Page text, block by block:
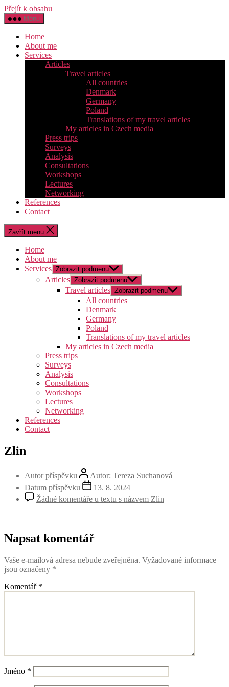
Přejít k obsahu
Menu
Home
About me
Services
Articles
Travel articles
All countries
Denmark
Germany
Poland
Translations of my travel articles
My articles in Czech media
Press trips
Surveys
Analysis
Consultations
Workshops
Lectures
Networking
References
Contact
Zavřít menu
Home
About me
Services Zobrazit podmenu
Articles Zobrazit podmenu
Travel articles Zobrazit podmenu
All countries
Denmark
Germany
Poland
Translations of my travel articles
My articles in Czech media
Press trips
Surveys
Analysis
Consultations
Workshops
Lectures
Networking
References
Contact
Zlin
Autor příspěvku Autor: Tereza Suchanová
Datum příspěvku
13. 8. 2024
Žádné komentáře u textu s názvem Zlin
Napsat komentář
Vaše e-mailová adresa nebude zveřejněna. Vyžadované informace
jsou označeny *
Komentář *
Jméno *